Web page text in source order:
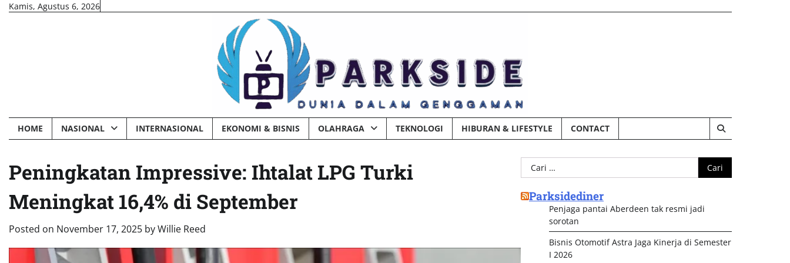
SkipKamis, Agustus 6, 2026
HOME NASIONAL INTERNASIONAL EKONOMI & BISNIS OLAHRAGA TEKNOLOGI HIBURAN & LIFESTYLE CONTACT
Peningkatan Impressive: Ihtalat LPG Turki
Meningkat 16,4% di September
Posted on November 17, 2025 byWillie Reed
Cari
untuk:
Parksidediner
Penjaga pantai Aberdeen tak resmi jadi
sorotan
Bisnis Otomotif Astra Jaga Kinerja di Semester
I 2026